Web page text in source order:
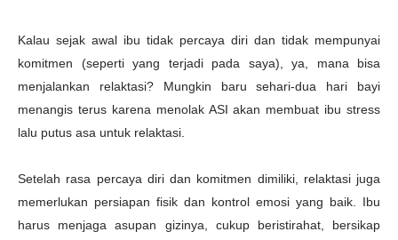
Kalau sejak awal ibu tidak percaya diri dan tidak mempunyai
komitmen (seperti yang terjadi pada saya), ya, mana bisa
menjalankan relaktasi? Mungkin baru sehari-dua hari bayi
menangis terus karena menolak ASI akan membuat ibu stress
lalu putus asa untuk relaktasi.
Setelah rasa percaya diri dan komitmen dimiliki, relaktasi juga
memerlukan persiapan fisik dan kontrol emosi yang baik. Ibu
harus menjaga asupan gizinya, cukup beristirahat, bersikap